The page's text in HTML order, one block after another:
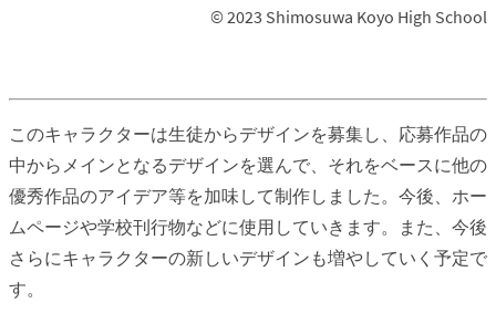
© 2023 Shimosuwa Koyo High School
このキャラクターは生徒からデザインを募集し、応募作品の
中からメインとなるデザインを選んで、それをベースに他の
優秀作品のアイデア等を加味して制作しました。今後、ホー
ムページや学校刊行物などに使用していきます。また、今後
さらにキャラクターの新しいデザインも増やしていく予定で
す。